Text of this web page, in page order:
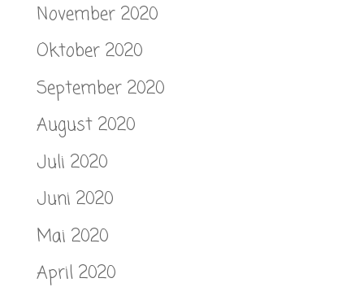
November 2020
Oktober 2020
September 2020
August 2020
Juli 2020
Juni 2020
Mai 2020
April 2020